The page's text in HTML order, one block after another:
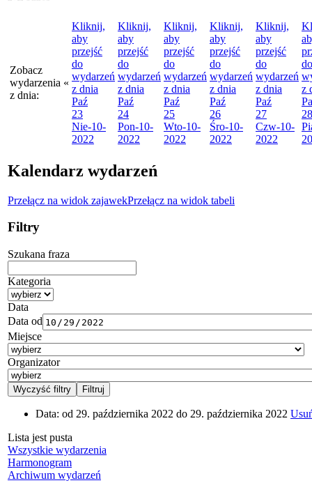
Zobacz
wydarzenia
z dnia:
«
Kliknij,
aby
przejść
do
wydarzeń
z dnia
Paź
23
Nie-10-
2022
Kliknij,
aby
przejść
do
wydarzeń
z dnia
Paź
24
Pon-10-
2022
Kliknij,
aby
przejść
do
wydarzeń
z dnia
Paź
25
Wto-10-
2022
Kliknij,
aby
przejść
do
wydarzeń
z dnia
Paź
26
Śro-10-
2022
Kliknij,
aby
przejść
do
wydarzeń
z dnia
Paź
27
Czw-10-
2022
do
z
28
Kalendarz wydarzeń
Przełącz na widok zajawekPrzełącz na widok tabeli
Filtry
Szukana fraza
Kategoria
Data
Data od
Miejsce
Organizator
Data: od 29. października 2022 do 29. października 2022
Lista jest pusta
Wszystkie wydarzenia
Harmonogram
Archiwum wydarzeń